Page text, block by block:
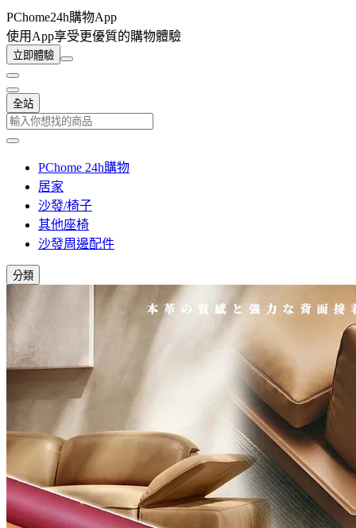
PChome24h購物App
使用App享受更優質的購物體驗
立即體驗
全站
PChome 24h購物
居家
沙發/椅子
其他座椅
沙發周邊配件
分類